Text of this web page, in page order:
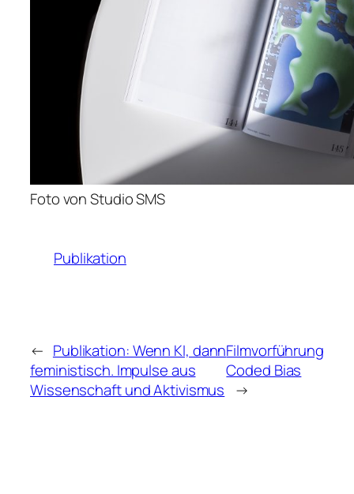
Foto von Studio SMS
Publikation
← Publikation: Wenn KI, dann
feministisch. Impulse aus
Wissenschaft und Aktivismus
Filmvorführung
Coded Bias
→